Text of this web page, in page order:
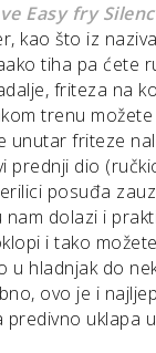
Easy fry
kao što iz
tiha pa ćete
friteza na
trenu
unutar friteze
prednji dio
posuđa
nam dolazi i
i tako
u hladnjak do
ovo je i
uklapa